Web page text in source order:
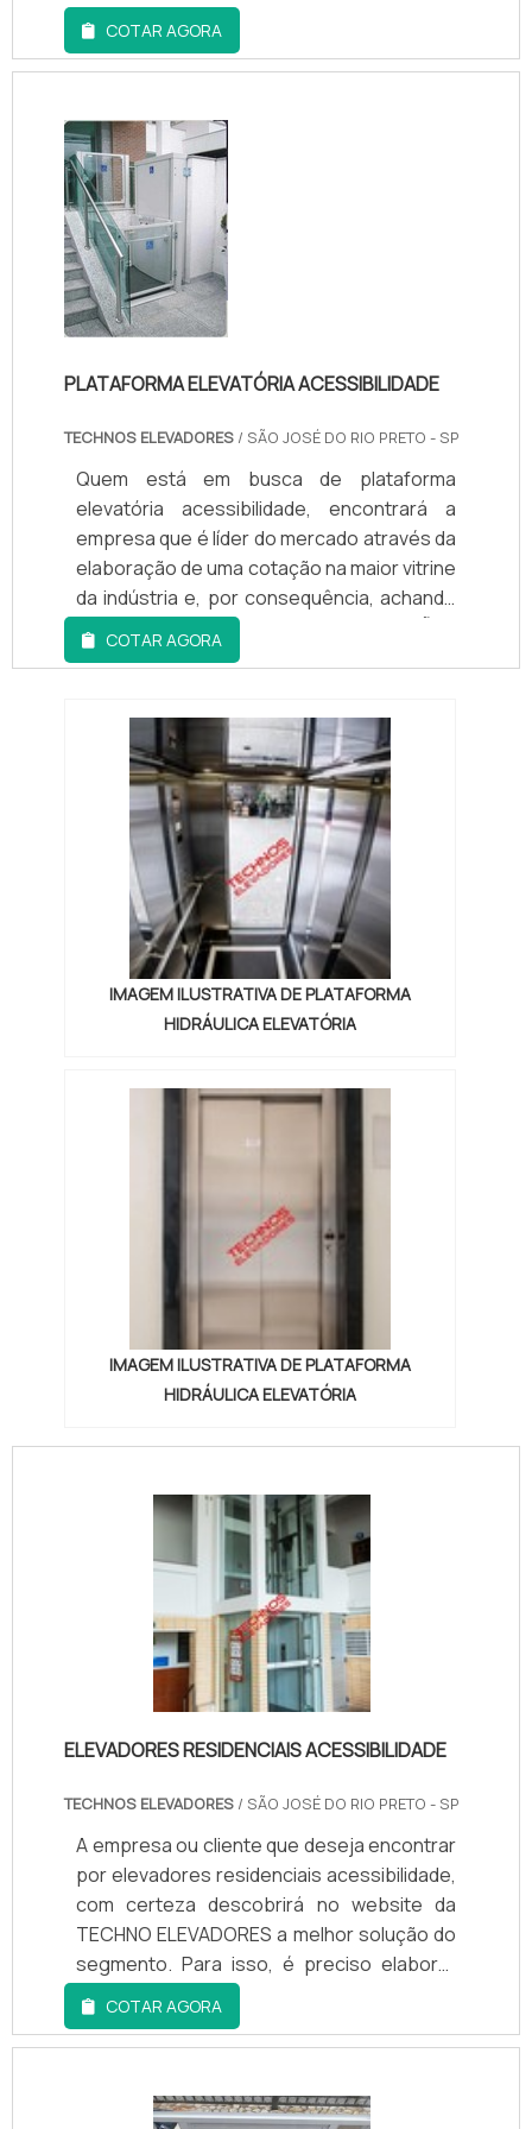
um só lugar.MAIS DETALHES SOBRE
PLATAFORMA HIDRÁULICA PREÇOSe
alguém quer achar plataforma hidráulica
altamente qualificada, descobre o site da
Montville Elevadores. A empresa tem em
seu escopo elevador reside...
COTAR AGORA
PLATAFORMA ELEVATÓRIA ACESSIBILIDADE
TECHNOS ELEVADORES / SÃO JOSÉ DO RIO PRETO - SP
Quem está em busca de plataforma
elevatória acessibilidade, encontrará a
empresa que é líder do mercado através da
elaboração de uma cotação na maior vitrine
da indústria e, por consequência, achando
a líder do mercado.MAIS INFORMAÇÕES
SOBRE PLATAFORMA ELEVATÓRIA
plataforma elevatória acessibilidade
responsável, logo encontra a TECHNO
ELEVADORES. Com grande expressão de
mercado quando o assunto é eleva...
COTAR AGORA
IMAGEM ILUSTRATIVA DE PLATAFORMA
HIDRÁULICA ELEVATÓRIA
IMAGEM ILUSTRATIVA DE PLATAFORMA
HIDRÁULICA ELEVATÓRIA
ELEVADORES RESIDENCIAIS ACESSIBILIDADE
TECHNOS ELEVADORES / SÃO JOSÉ DO RIO PRETO - SP
A empresa ou cliente que deseja encontrar
por elevadores residenciais acessibilidade,
com certeza descobrirá no website da
TECHNO ELEVADORES a melhor solução do
segmento. Para isso, é preciso elaborar
uma cotação na maior vitrine da indústria e
achar a líder do mercado.É isto! Quando a
temática é elevadores residenciais
os profissionais da TECHNO ELEVADORES,
COTAR AGORA